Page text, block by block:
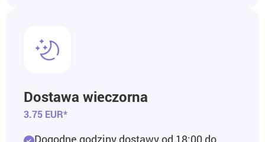
Dostawa wieczorna
3.75 EUR*